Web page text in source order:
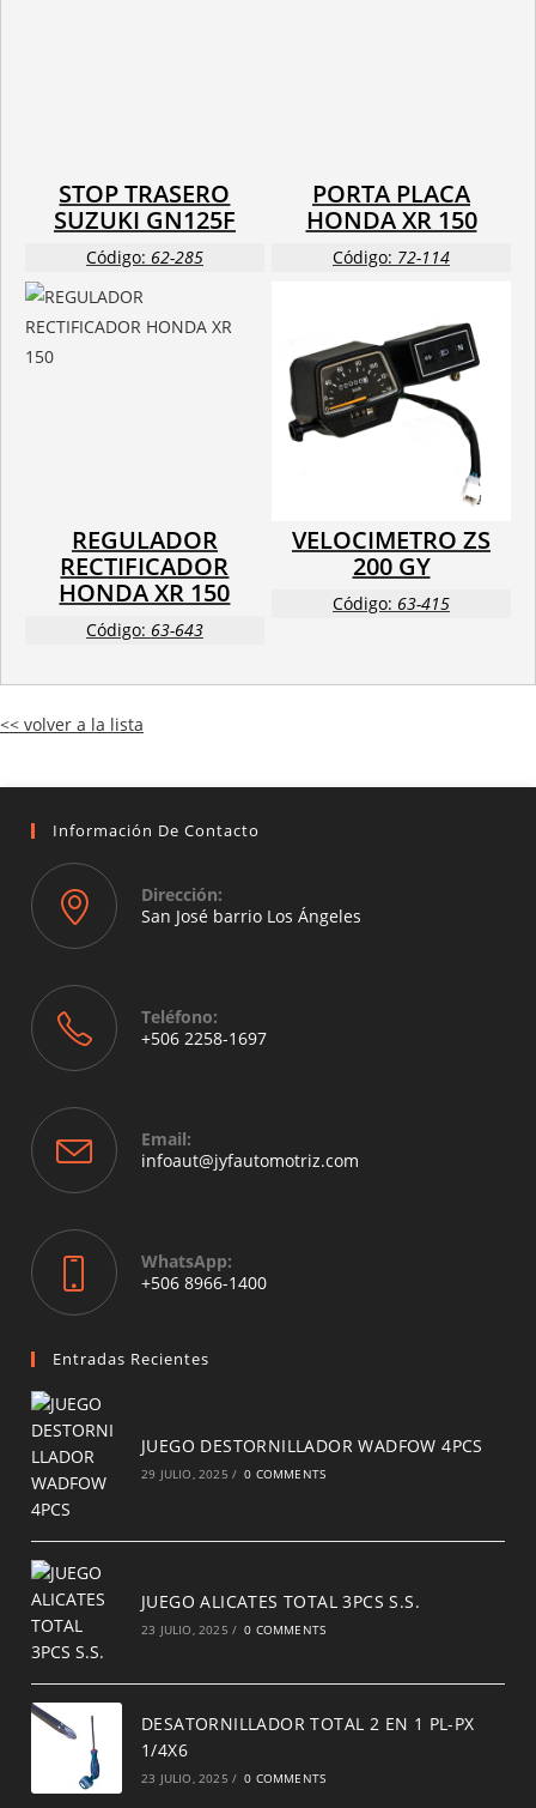
STOP TRASERO
SUZUKI GN125F
Código: 62-285
PORTA PLACA
HONDA XR 150
Código: 72-114
REGULADOR
RECTIFICADOR
HONDA XR 150
Código: 63-643
VELOCIMETRO ZS
200 GY
Código: 63-415
<< volver a la lista
Información De Contacto
Dirección:
San José barrio Los Ángeles
new
Teléfono:
+506 2258-1697
application
Email:
infoaut@jyfautomotriz.com
WhatsApp:
+506 8966-1400Opens
Entradas Recientes
JUEGO DESTORNILLADOR WADFOW 4PCS
29 JULIO, 2025 / 0 COMMENTS
JUEGO ALICATES TOTAL 3PCS S.S.
23 JULIO, 2025 / 0 COMMENTS
DESATORNILLADOR TOTAL 2 EN 1 PL-PX
1/4X6
23 JULIO, 2025 / 0 COMMENTS